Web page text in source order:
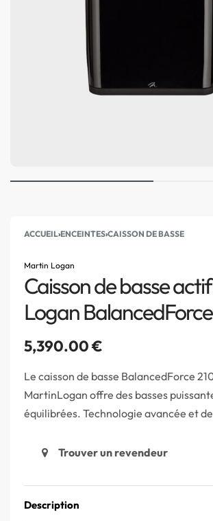
ACCUEIL›ENCEINTES›CAISSON DE BASSE
Martin Logan
Caisson de basse
Logan
5,390.00€
Le caisson de basse BalancedForce
MartinLogan offre des basses
équilibrées. Technologie avancée et
Trouver un revendeur
Description